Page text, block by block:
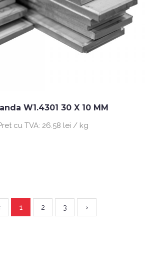
W1.4301 30 X 10 MM
cu TVA: 26.58 lei / kg
1 2 3 ›